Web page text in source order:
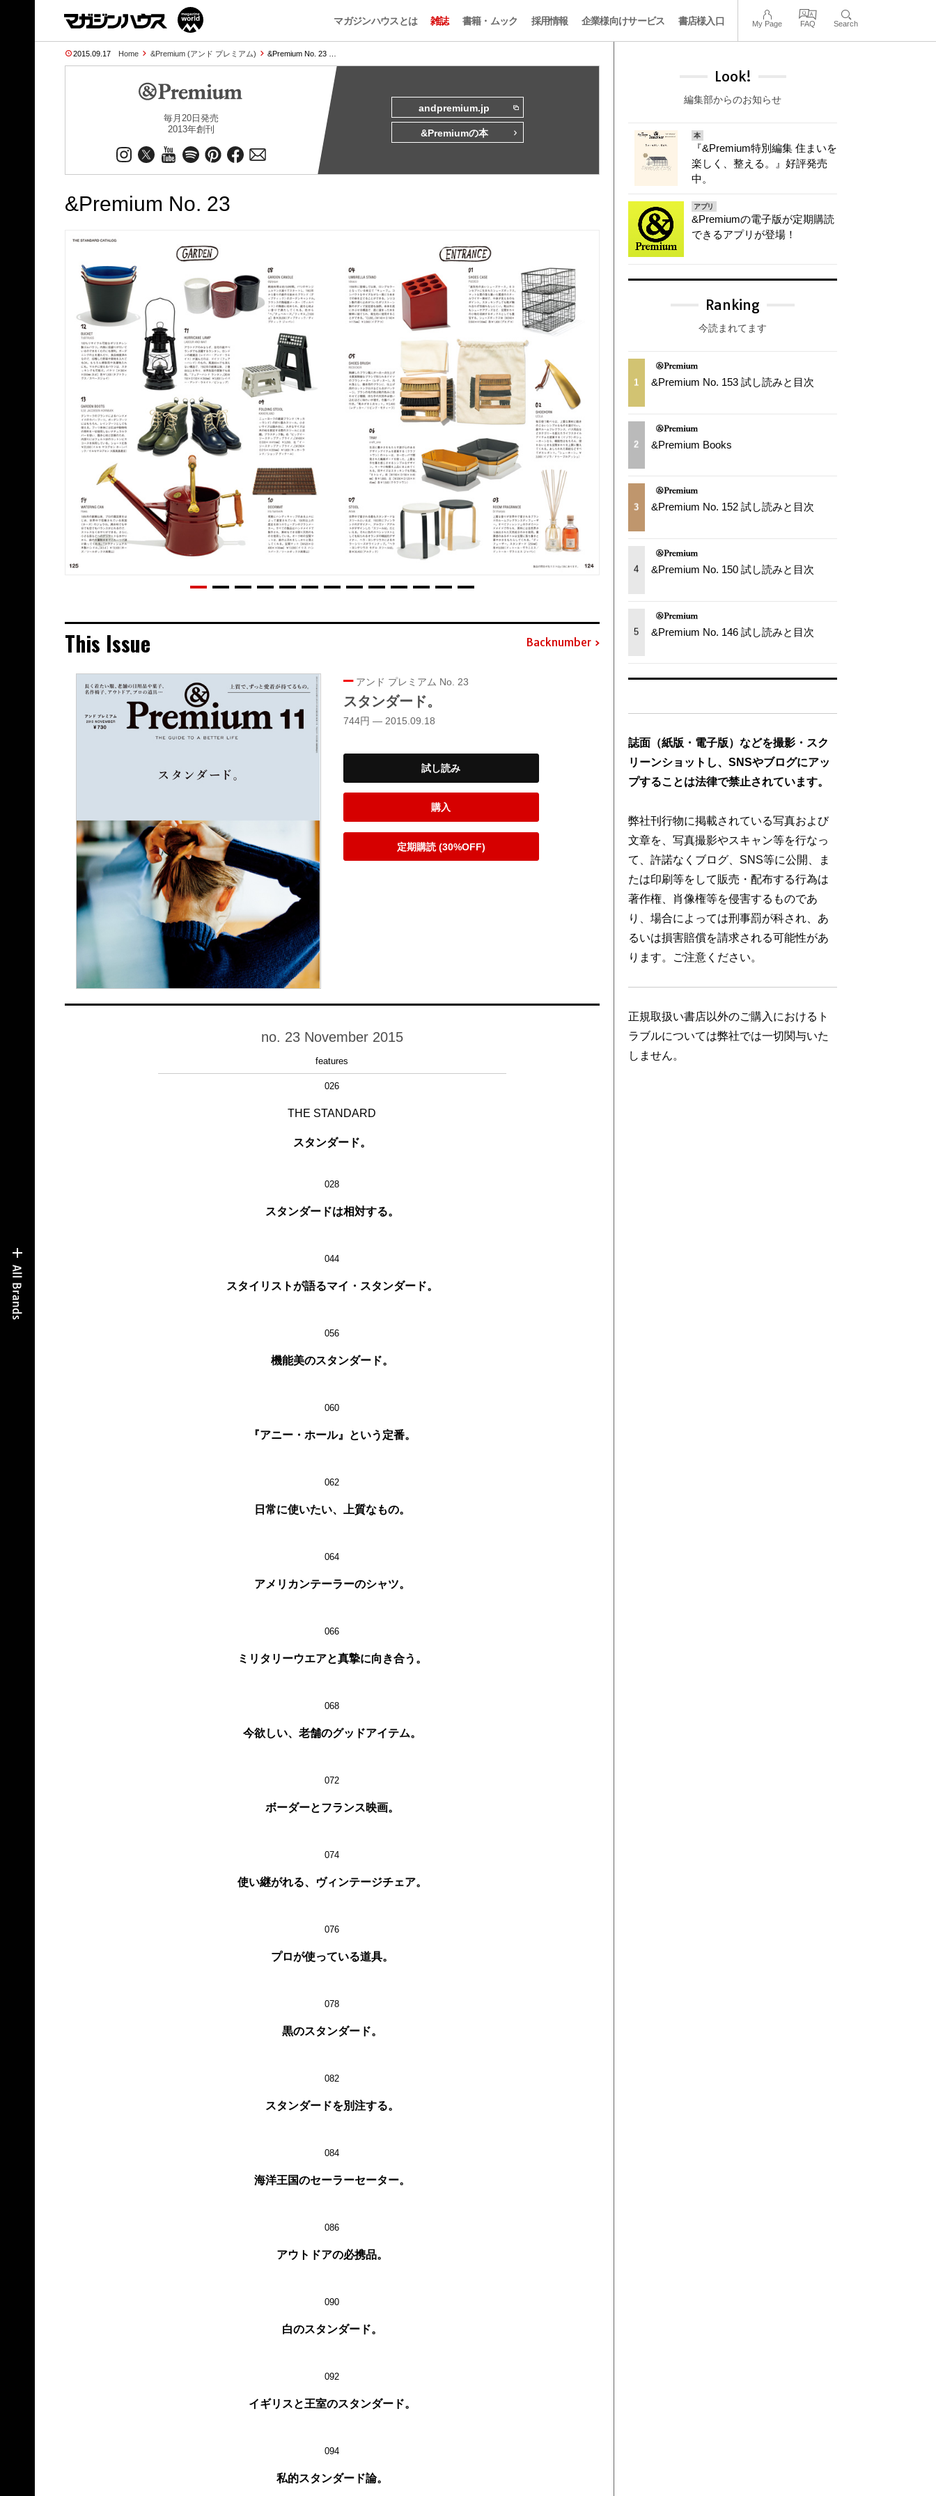
マガジンハウスとは 雑誌 書籍・ムック 採用情報 企業様向けサービス 書店様入口 My Page FAQ Search
2015.09.17 Home &Premium (アンド プレミアム) &Premium No. 23 …
毎月20日発売
2013年創刊
andpremium.jp
&Premiumの本
&Premium No. 23
This Issue Backnumber
アンド プレミアム No. 23
スタンダード。
744円 — 2015.09.18
試し読み
購入
定期購読 (30%OFF)
no. 23 November 2015
features
026
THE STANDARD
スタンダード。
028
スタンダードは相対する。
044
スタイリストが語るマイ・スタンダード。
056
機能美のスタンダード。
060
『アニー・ホール』という定番。
062
日常に使いたい、上質なもの。
064
アメリカンテーラーのシャツ。
066
ミリタリーウエアと真摯に向き合う。
068
今欲しい、老舗のグッドアイテム。
072
ボーダーとフランス映画。
074
使い継がれる、ヴィンテージチェア。
076
プロが使っている道具。
078
黒のスタンダード。
082
スタンダードを別注する。
084
海洋王国のセーラーセーター。
086
アウトドアの必携品。
090
白のスタンダード。
092
イギリスと王室のスタンダード。
094
私的スタンダード論。
Look!
編集部からのお知らせ
本
『&Premium特別編集 住まいを
楽しく、整える。』好評発売
中。
アプリ
&Premiumの電子版が定期購読
できるアプリが登場！
Ranking
今読まれてます
1 &Premium No. 153 試し読みと目次
2 &Premium Books
3 &Premium No. 152 試し読みと目次
4 &Premium No. 150 試し読みと目次
5 &Premium No. 146 試し読みと目次
誌面（紙版・電子版）などを撮影・スク
リーンショットし、SNSやブログにアッ
プすることは法律で禁止されています。
弊社刊行物に掲載されている写真および
文章を、写真撮影やスキャン等を行なっ
て、許諾なくブログ、SNS等に公開、ま
たは印刷等をして販売・配布する行為は
著作権、肖像権等を侵害するものであ
り、場合によっては刑事罰が科され、あ
るいは損害賠償を請求される可能性があ
ります。ご注意ください。
正規取扱い書店以外のご購入におけるト
ラブルについては弊社では一切関与いた
しません。